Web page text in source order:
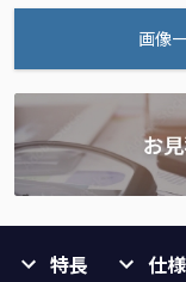
画像
特長 仕様